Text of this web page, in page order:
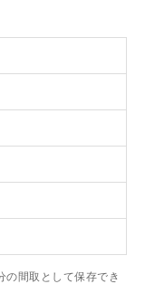
間取として保存でき